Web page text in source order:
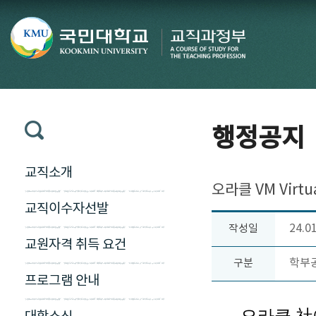
교직소개
교직이수자선발
교원자격 취득 요건
프로그램 안내
행정공지
오라클 VM
작성일
구분 학부